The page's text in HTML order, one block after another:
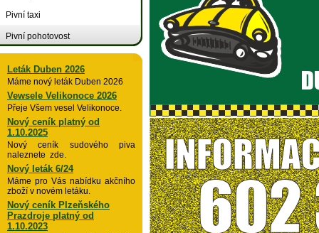
Pivní taxi
Pivní pohotovost
Leták Duben 2026
Máme nový leták Duben 2026
Vewsele Velikonoce 2026
Přeje Všem vesel Velikonoce.
Nový ceník platný od
1.10.2025
Nový ceník sudového piva
naleznete zde.
Nový leták 6/24
Máme pro Vás nabídku akčního
zboží v novém letáku.
Nový ceník Plzeňského
Prazdroje platný od
1.10.2023